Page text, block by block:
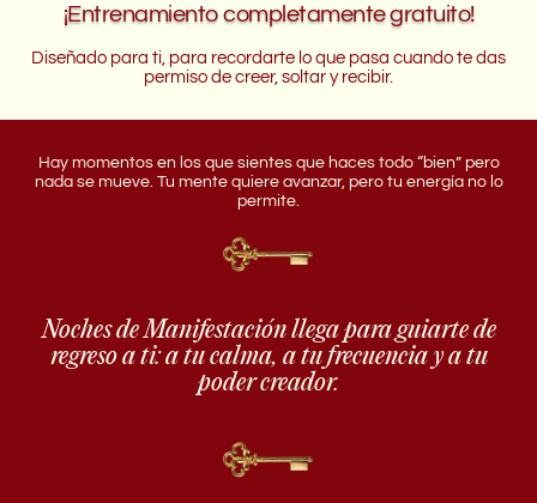
¡Entrenamiento completamente gratuito!
Diseñado para ti, para recordarte lo que pasa cuando te das
permiso de creer, soltar y recibir.
Hay momentos en los que sientes que haces todo “bien” pero
nada se mueve. Tu mente quiere avanzar, pero tu energía no lo
permite.
Noches de Manifestación llega para guiarte de
regreso a ti: a tu calma, a tu frecuencia y a tu
poder creador.